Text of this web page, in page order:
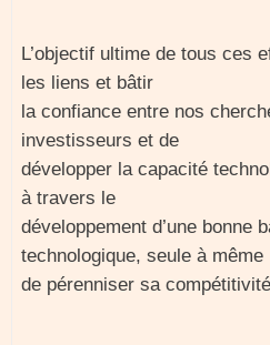
L’objectif ultime de tous ces
les liens et bâtir
la confiance entre nos
investisseurs et de
développer la capacité
à travers le
développement d’une bonne
technologique, seule à même
de pérenniser sa